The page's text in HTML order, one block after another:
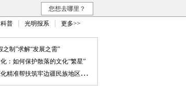
您想去哪里？
科普 光明报系 更多>>